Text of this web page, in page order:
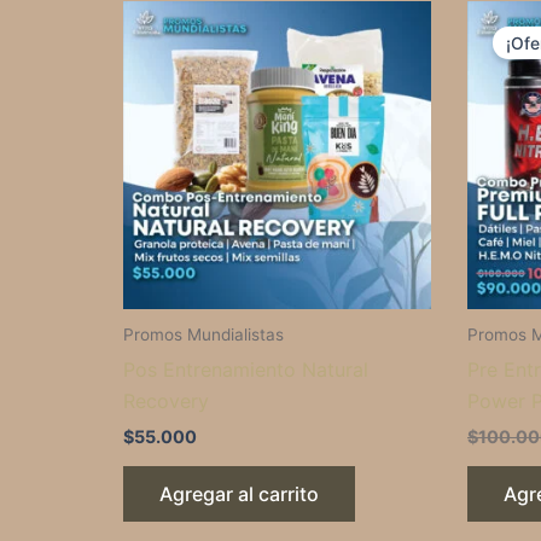
Promos Mundialistas
$55.000
Agregar al carrito
Promos
$